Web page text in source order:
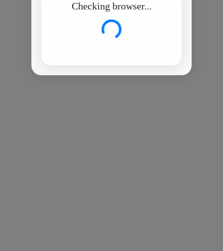
Checking browser...